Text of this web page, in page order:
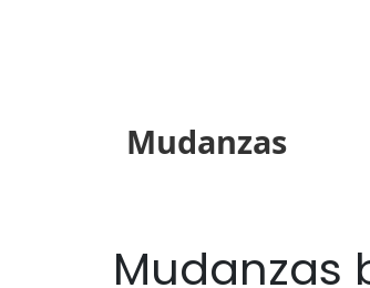
Mudanzas
Mudanzas